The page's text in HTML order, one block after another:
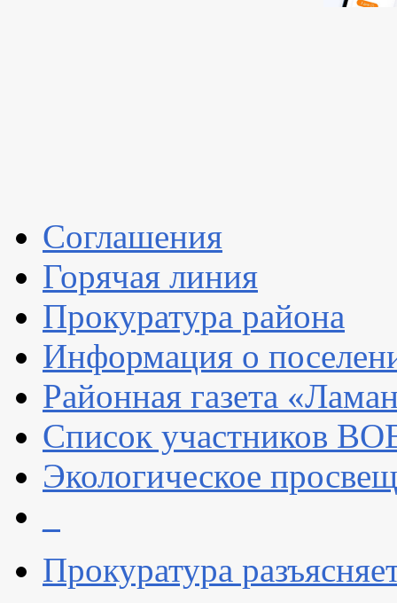
Соглашения
Горячая линия
Прокуратура района
Информация о
Районная газета
Список участников
Экологическое
Прокуратура